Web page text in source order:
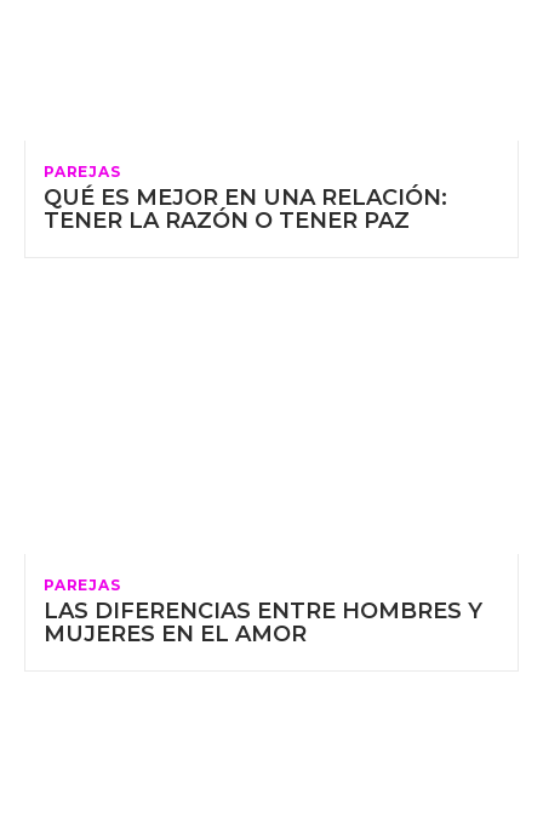
PAREJAS
QUÉ ES MEJOR EN UNA RELACIÓN:
TENER LA RAZÓN O TENER PAZ
PAREJAS
LAS DIFERENCIAS ENTRE HOMBRES Y
MUJERES EN EL AMOR